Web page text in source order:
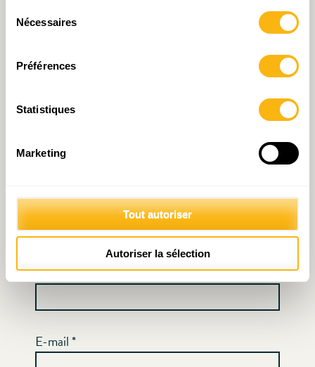
Nécessaires
Préférences
Statistiques
Marketing
Tout autoriser
Autoriser la sélection
champs obligatoires sont indiqués avec
Commentaire
Nom*
E-mail*